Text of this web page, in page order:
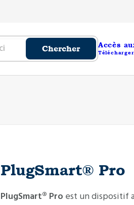
Chercher Accès
PlugSmart® Pro
PlugSmart® Pro est un dispositif